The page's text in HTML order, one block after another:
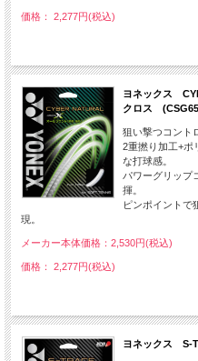
価格： 2,277円(税込)
ヨネックス
クロス
狙い撃つコント
2重撚り加工+ポ
な打球感。
パワーグリップ
揮。
ピンポイントで
現。
メーカー本体価格：2,530円(税込)
価格： 2,277円(税込)
ヨネックス S-